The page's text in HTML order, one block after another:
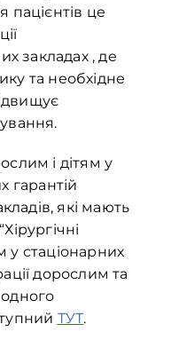
пацієнтів це
закладах , де
та необхідне
і дітям у
які мають
у стаціонарних
дорослим та
ТУТ.